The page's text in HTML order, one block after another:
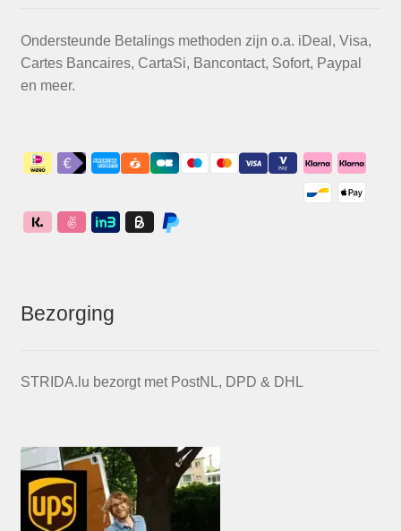
Ondersteunde Betalings methoden zijn o.a. iDeal, Visa,
Cartes Bancaires, CartaSi, Bancontact, Sofort, Paypal
en meer.
Bezorging
STRIDA.lu bezorgt met PostNL, DPD & DHL